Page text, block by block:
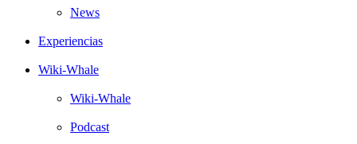
News
Experiencias
Wiki-Whale
Wiki-Whale
Podcast